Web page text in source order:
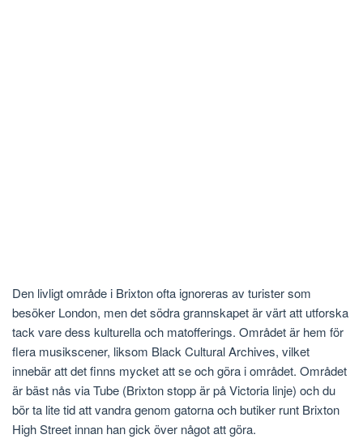
Den livligt område i Brixton ofta ignoreras av turister som
besöker London, men det södra grannskapet är värt att utforska
tack vare dess kulturella och matofferings. Området är hem för
flera musikscener, liksom Black Cultural Archives, vilket
innebär att det finns mycket att se och göra i området. Området
är bäst nås via Tube (Brixton stopp är på Victoria linje) och du
bör ta lite tid att vandra genom gatorna och butiker runt Brixton
High Street innan han gick över något att göra.